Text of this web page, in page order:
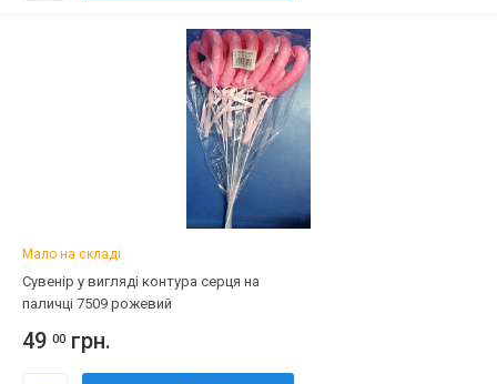
Мало на складі
Сувенір у вигляді контура серця на
паличці 7509 рожевий
49 00 грн.